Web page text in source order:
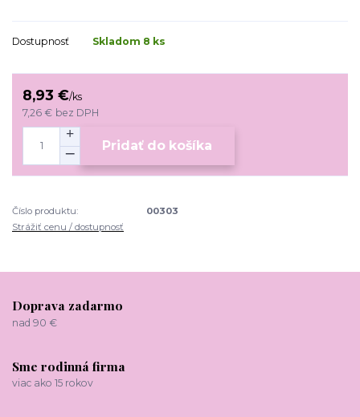
Dostupnosť Skladom 8 ks
8,93 €/ks
7,26 € bez DPH
Pridať do košíka
Číslo produktu:
00303
Strážiť cenu / dostupnosť
Doprava zadarmo
nad 90 €
Sme rodinná firma
viac ako 15 rokov